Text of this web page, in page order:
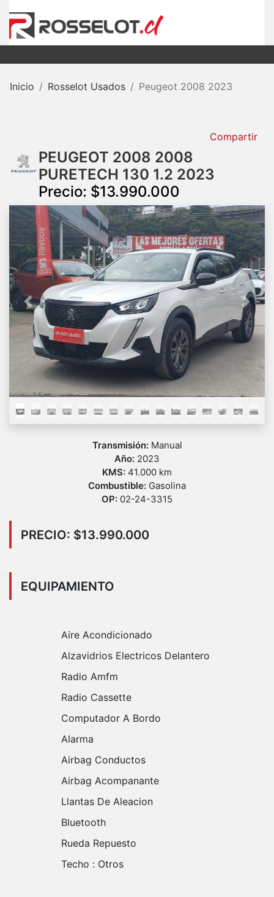
Inicio Rosselot Usados Peugeot 2008 2023
Compartir
PEUGEOT 2008 2008
PURETECH 130 1.2 2023
Precio: $13.990.000
Previous Next
Transmisión: Manual
Año: 2023
KMS: 41.000 km
Combustible: Gasolina
OP: 02-24-3315
PRECIO: $13.990.000
EQUIPAMIENTO
Aire Acondicionado
Alzavidrios Electricos Delantero
Radio Amfm
Radio Cassette
Computador A Bordo
Alarma
Airbag Conductos
Airbag Acompanante
Llantas De Aleacion
Bluetooth
Rueda Repuesto
Techo : Otros